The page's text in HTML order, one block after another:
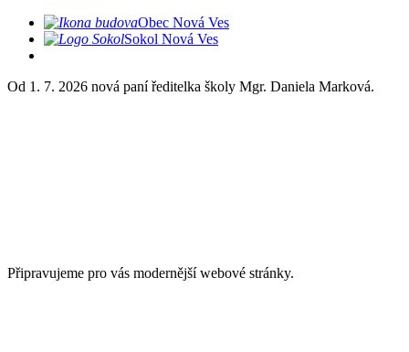
Obec Nová Ves
Sokol Nová Ves
Od 1. 7. 2026 nová paní ředitelka školy Mgr. Daniela Marková.
Připravujeme pro vás modernější webové stránky.